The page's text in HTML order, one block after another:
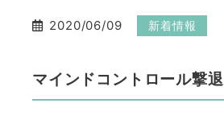
2020/06/09 新着情報
マインドコントロール撃退